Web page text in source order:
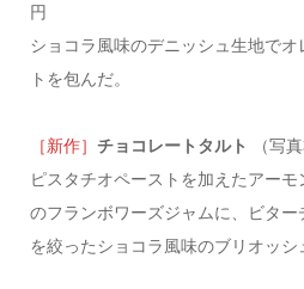
円
ショコラ風味のデニッシュ生地で
トを包んだ。
［新作］ チョコレートタルト
（写
ピスタチオペーストを加えたアー
のフランボワーズジャムに、ビター
を絞ったショコラ風味のブリオッシ